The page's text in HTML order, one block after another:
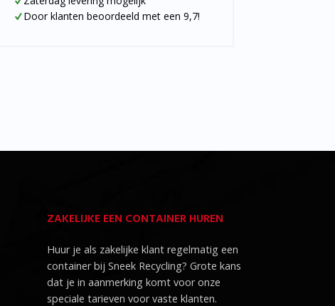
Door klanten beoordeeld met een 9,7!
ZAKELIJKE EEN CONTAINER HUREN
Huur je als zakelijke klant regelmatig een
container bij Sneek Recycling? Grote kans
dat je in aanmerking komt voor onze
speciale tarieven voor vaste klanten.